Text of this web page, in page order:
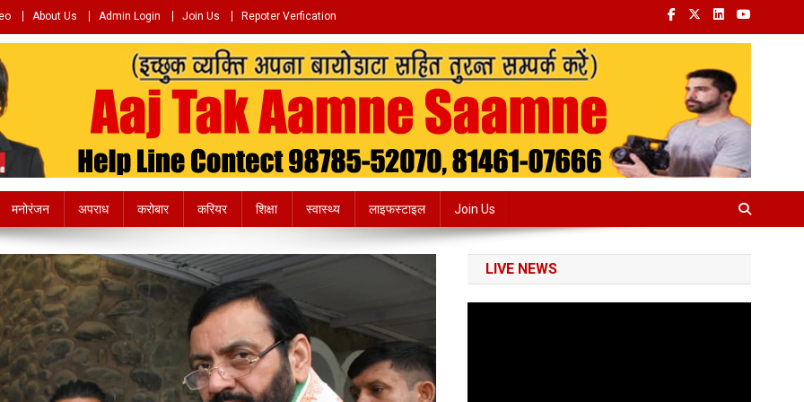
About Us Admin Login Join Us Repoter Verfication
मनोरंजन अपराध करोबार करियर शिक्षा स्वास्थ्य लाइफस्टाइल Join Us
LIVE NEWS